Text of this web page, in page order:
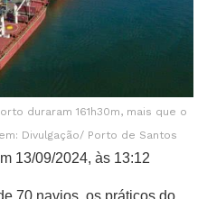
duraram 161h30m, mais que o
Divulgação/ Porto de Santos
13/09/2024, às 13:12